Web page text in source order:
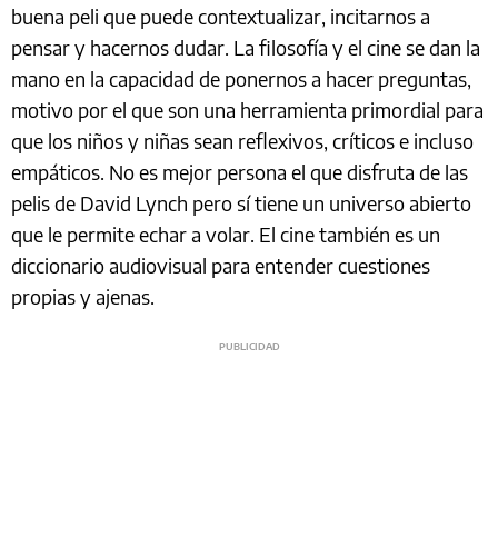
buena peli que puede contextualizar, incitarnos a
pensar y hacernos dudar. La filosofía y el cine se dan la
mano en la capacidad de ponernos a hacer preguntas,
motivo por el que son una herramienta primordial para
que los niños y niñas sean reflexivos, críticos e incluso
empáticos. No es mejor persona el que disfruta de las
pelis de David Lynch pero sí tiene un universo abierto
que le permite echar a volar. El cine también es un
diccionario audiovisual para entender cuestiones
propias y ajenas.